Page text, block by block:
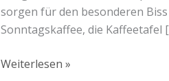
sorgen für den besonderen
Sonntagskaffee, die Kaffeetafel
Weiterlesen »